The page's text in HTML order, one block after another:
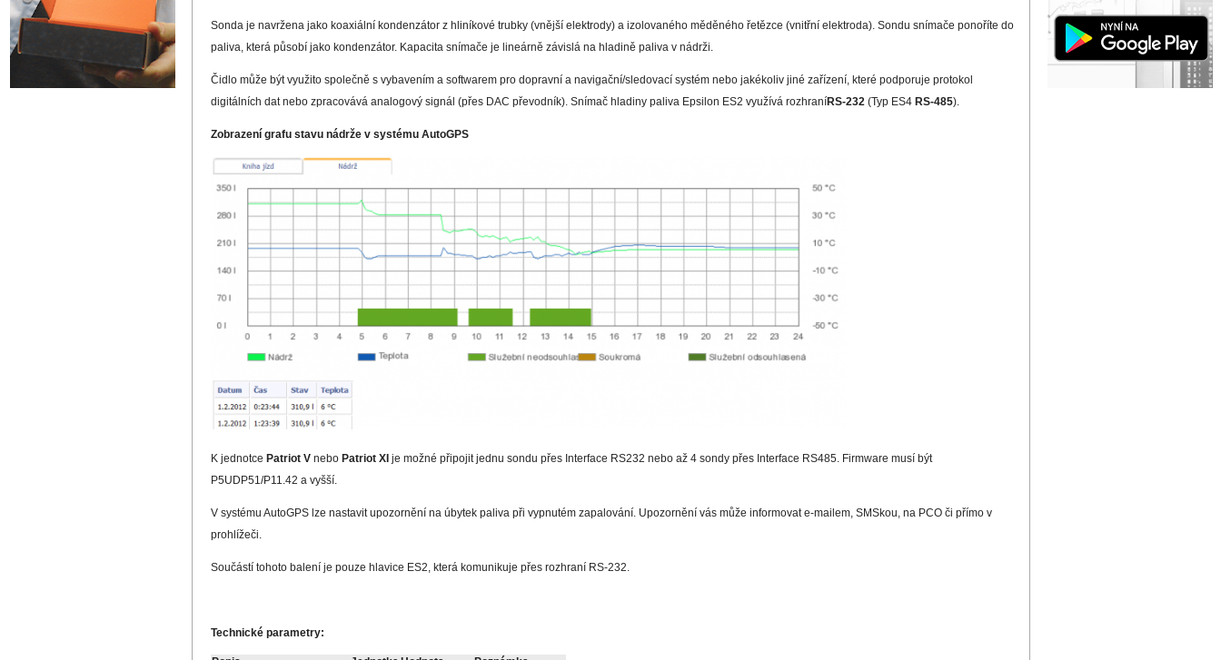
Sonda je navržena jako koaxiální kondenzátor z hliníkové trubky (vnější elektrody) a izolovaného měděného řetězce (vnitřní elektroda). Sondu snímače ponoříte do
paliva, která působí jako kondenzátor. Kapacita snímače je lineárně závislá na hladině paliva v nádrži.
Čidlo může být využito společně s vybavením a softwarem pro dopravní a navigační/sledovací systém nebo jakékoliv jiné zařízení, které podporuje protokol
digitálních dat nebo zpracovává analogový signál (přes DAC převodník). Snímač hladiny paliva Epsilon ES2 využívá rozhraníRS-232 (Typ ES4 RS-485).
Zobrazení grafu stavu nádrže v systému AutoGPS
K jednotce Patriot Vnebo Patriot XIje možné připojit jednu sondu přes Interface RS232 nebo až 4 sondy přes Interface RS485. Firmware musí být
P5UDP51/P11.42 a vyšší.
V systému AutoGPS lze nastavit upozornění na úbytek paliva při vypnutém zapalování. Upozornění vás může informovat e-mailem, SMSkou, na PCO či přímo v
prohlížeči.
Součástí tohoto balení je pouze hlavice ES2, která komunikuje přes rozhraní RS-232.
Technické parametry: